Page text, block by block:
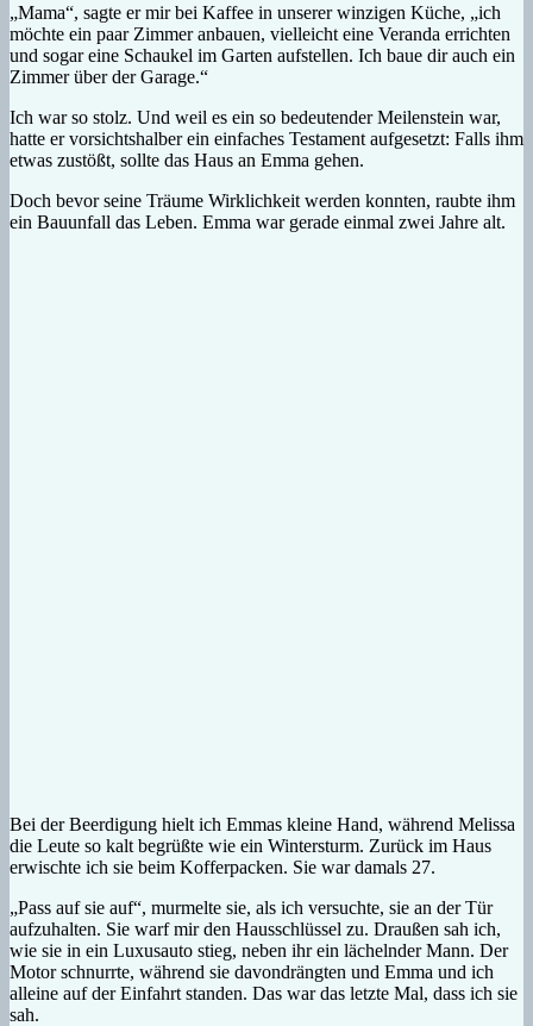
„Mama“, sagte er mir bei Kaffee in unserer winzigen Küche, „ich
möchte ein paar Zimmer anbauen, vielleicht eine Veranda errichten
und sogar eine Schaukel im Garten aufstellen. Ich baue dir auch ein
Zimmer über der Garage.“
Ich war so stolz. Und weil es ein so bedeutender Meilenstein war,
hatte er vorsichtshalber ein einfaches Testament aufgesetzt: Falls ihm
etwas zustößt, sollte das Haus an Emma gehen.
Doch bevor seine Träume Wirklichkeit werden konnten, raubte ihm
ein Bauunfall das Leben. Emma war gerade einmal zwei Jahre alt.
Bei der Beerdigung hielt ich Emmas kleine Hand, während Melissa
die Leute so kalt begrüßte wie ein Wintersturm. Zurück im Haus
erwischte ich sie beim Kofferpacken. Sie war damals 27.
„Pass auf sie auf“, murmelte sie, als ich versuchte, sie an der Tür
aufzuhalten. Sie warf mir den Hausschlüssel zu. Draußen sah ich,
wie sie in ein Luxusauto stieg, neben ihr ein lächelnder Mann. Der
Motor schnurrte, während sie davondrängten und Emma und ich
alleine auf der Einfahrt standen. Das war das letzte Mal, dass ich sie
sah.